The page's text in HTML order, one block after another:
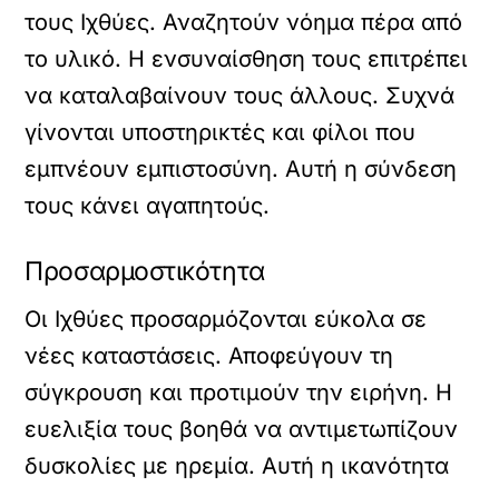
τους Ιχθύες. Αναζητούν νόημα πέρα από
το υλικό. Η ενσυναίσθηση τους επιτρέπει
να καταλαβαίνουν τους άλλους. Συχνά
γίνονται υποστηρικτές και φίλοι που
εμπνέουν εμπιστοσύνη. Αυτή η σύνδεση
τους κάνει αγαπητούς.
Προσαρμοστικότητα
Οι Ιχθύες προσαρμόζονται εύκολα σε
νέες καταστάσεις. Αποφεύγουν τη
σύγκρουση και προτιμούν την ειρήνη. Η
ευελιξία τους βοηθά να αντιμετωπίζουν
δυσκολίες με ηρεμία. Αυτή η ικανότητα